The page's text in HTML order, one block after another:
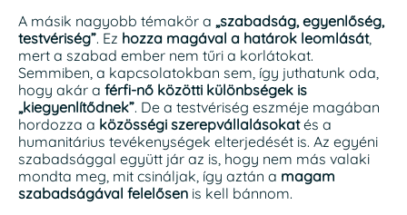
A másik nagyobb témakör a „szabadság, egyenlőség,
testvériség”. Ez hozza magával a határok leomlását,
mert a szabad ember nem tűri a korlátokat.
Semmiben, a kapcsolatokban sem, így juthatunk oda,
hogy akár a férfi-nő közötti különbségek is
„kiegyenlítődnek”. De a testvériség eszméje magában
hordozza a közösségi szerepvállalásokatés a
humanitárius tevékenységek elterjedését is. Az egyéni
szabadsággal együtt jár az is, hogy nem más valaki
mondta meg, mit csináljak, így aztán a magam
szabadságával felelősen is kell bánnom.